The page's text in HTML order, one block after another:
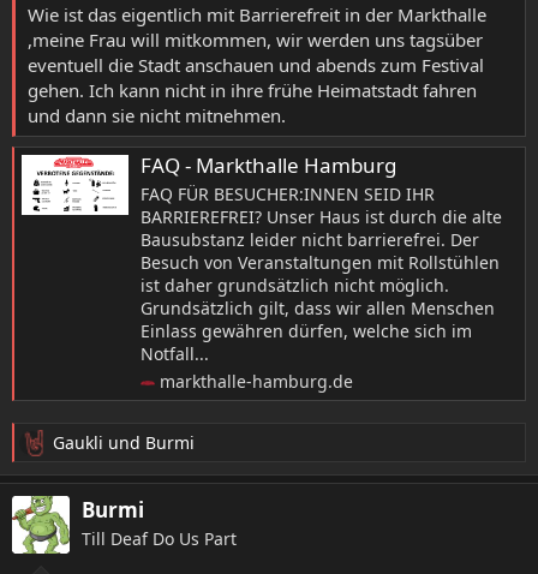
Wie ist das eigentlich mit Barrierefreit in der Markthalle
,meine Frau will mitkommen, wir werden uns tagsüber
eventuell die Stadt anschauen und abends zum Festival
gehen. Ich kann nicht in ihre frühe Heimatstadt fahren
und dann sie nicht mitnehmen.
FAQ - Markthalle Hamburg
FAQ FÜR BESUCHER:INNEN SEID IHR
BARRIEREFREI? Unser Haus ist durch die alte
Bausubstanz leider nicht barrierefrei. Der
Besuch von Veranstaltungen mit Rollstühlen
ist daher grundsätzlich nicht möglich.
Grundsätzlich gilt, dass wir allen Menschen
Einlass gewähren dürfen, welche sich im
Notfall...
markthalle-hamburg.de
R
e
a
k
t
Gaukli und Burmi
Burmi
Till Deaf Do Us Part